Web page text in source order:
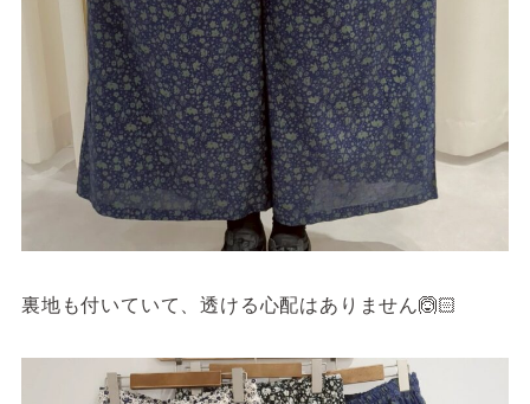
裏地も付いていて、透ける心配はありません🙆🏻